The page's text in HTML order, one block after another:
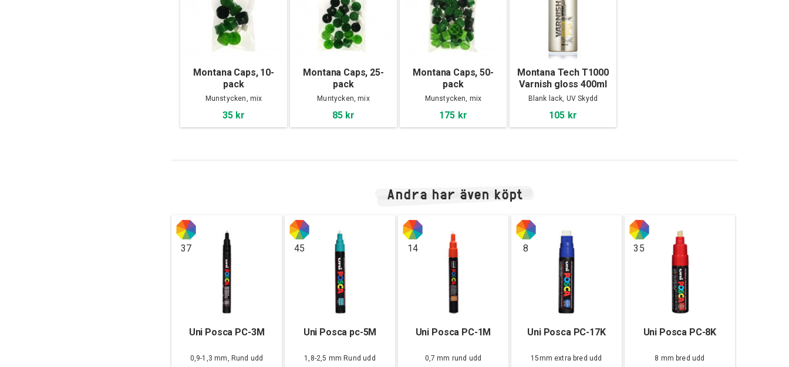
Montana Caps, 10-
pack
Munstycken, mix
35 kr
Montana Caps, 25-
pack
Muntycken, mix
85 kr
Montana Caps, 50-
pack
Munstycken, mix
175 kr
Montana Tech T1000
Varnish gloss 400ml
Blank lack, UV Skydd
105 kr
Andra har även köpt
37
Uni Posca PC-3M
0,9-1,3 mm, Rund udd
45
Uni Posca pc-5M
1,8-2,5 mm Rund udd
14
Uni Posca PC-1M
0,7 mm rund udd
8
Uni Posca PC-17K
15mm extra bred udd
35
Uni Posca PC-8K
8 mm bred udd